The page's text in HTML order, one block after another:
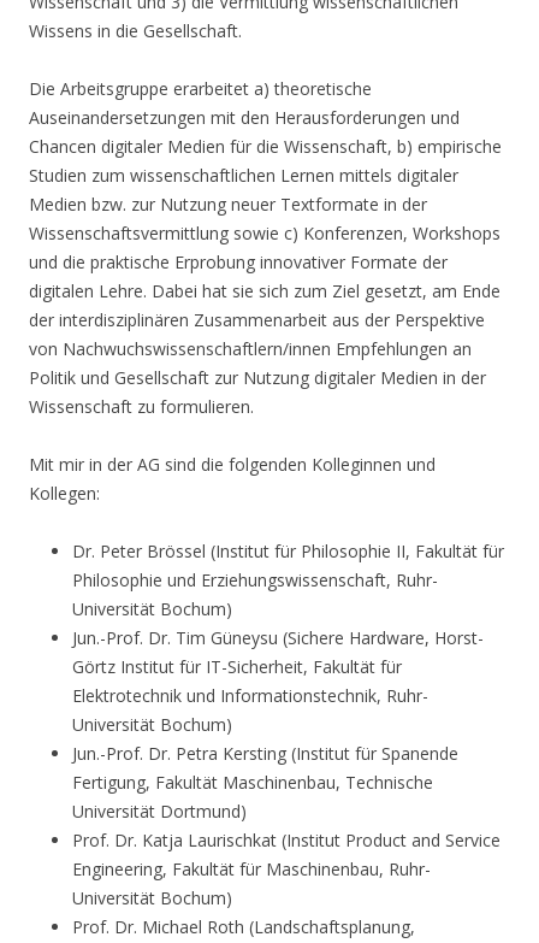
Wissens in die Gesellschaft.
Die Arbeitsgruppe erarbeitet a) theoretische
Auseinandersetzungen mit den Herausforderungen und
Chancen digitaler Medien für die Wissenschaft, b) empirische
Studien zum wissenschaftlichen Lernen mittels digitaler
Medien bzw. zur Nutzung neuer Textformate in der
Wissenschaftsvermittlung sowie c) Konferenzen, Workshops
und die praktische Erprobung innovativer Formate der
digitalen Lehre. Dabei hat sie sich zum Ziel gesetzt, am Ende
der interdisziplinären Zusammenarbeit aus der Perspektive
von Nachwuchswissenschaftlern/innen Empfehlungen an
Politik und Gesellschaft zur Nutzung digitaler Medien in der
Wissenschaft zu formulieren.
Mit mir in der AG sind die folgenden Kolleginnen und
Kollegen:
Dr. Peter Brössel (Institut für Philosophie II, Fakultät für
Philosophie und Erziehungswissenschaft, Ruhr-
Universität Bochum)
Jun.-Prof. Dr. Tim Güneysu (Sichere Hardware, Horst-
Görtz Institut für IT-Sicherheit, Fakultät für
Elektrotechnik und Informationstechnik, Ruhr-
Universität Bochum)
Jun.-Prof. Dr. Petra Kersting (Institut für Spanende
Fertigung, Fakultät Maschinenbau, Technische
Universität Dortmund)
Prof. Dr. Katja Laurischkat (Institut Product and Service
Engineering, Fakultät für Maschinenbau, Ruhr-
Universität Bochum)
Prof. Dr. Michael Roth (Landschaftsplanung,